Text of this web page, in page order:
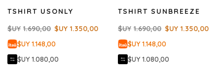
TSHIRT USONLY
$UY 1.690,00 $UY 1.350,00
$UY 1.148,00
$UY 1.080,00
TSHIRT SUNBREEZE
$UY 1.690,00 $UY 1.350,00
$UY 1.148,00
$UY 1.080,00